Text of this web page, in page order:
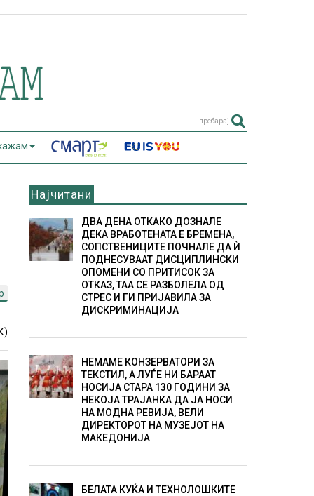
пребарај
Најчитани
ДВА ДЕНА ОТКАКО ДОЗНАЛЕ
ДЕКА ВРАБОТЕНАТА Е БРЕМЕНА,
СОПСТВЕНИЦИТЕ ПОЧНАЛЕ ДА Ѝ
ПОДНЕСУВААТ ДИСЦИПЛИНСКИ
ОПОМЕНИ СО ПРИТИСОК ЗА
ОТКАЗ, ТАА СЕ РАЗБОЛЕЛА ОД
СТРЕС И ГИ ПРИЈАВИЛА ЗА
ДИСКРИМИНАЦИЈА
НЕМАМЕ КОНЗЕРВАТОРИ ЗА
ТЕКСТИЛ, А ЛУЃЕ НИ БАРААТ
НОСИЈА СТАРА 130 ГОДИНИ ЗА
НЕКОЈА ТРАЈАНКА ДА ЈА НОСИ
НА МОДНА РЕВИЈА, ВЕЛИ
ДИРЕКТОРОТ НА МУЗЕЈОТ НА
МАКЕДОНИЈА
БЕЛАТА КУЌА И ТЕХНОЛОШКИТЕ